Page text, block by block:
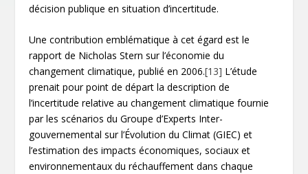
décision publique en situation d’incertitude.
Une contribution emblématique à cet égard est le
rapport de Nicholas Stern sur l’économie du
changement climatique, publié en 2006.[13] L’étude
prenait pour point de départ la description de
l’incertitude relative au changement climatique fournie
par les scénarios du Groupe d’Experts Inter-
gouvernemental sur l’Évolution du Climat (GIEC) et
l’estimation des impacts économiques, sociaux et
environnementaux du réchauffement dans chaque